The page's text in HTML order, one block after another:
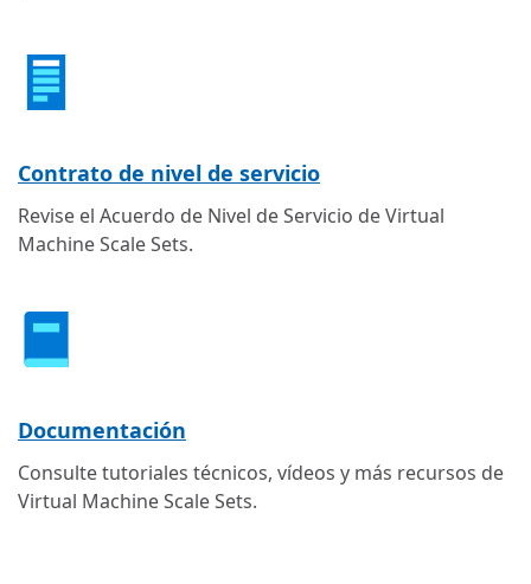
Contrato de nivel de servicio
Revise el Acuerdo de Nivel de Servicio de Virtual
Machine Scale Sets.
Documentación
Consulte tutoriales técnicos, vídeos y más recursos de
Virtual Machine Scale Sets.